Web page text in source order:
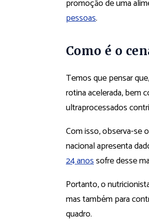
promoção de uma
pessoas.
Como é o
Temos que pensar
rotina acelerada, bem
ultraprocessados
Com isso, observa-se
nacional apresenta
24 anossofre desse
Portanto, o
mas também para
quadro.